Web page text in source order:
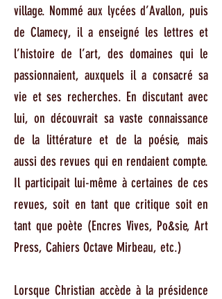
village. Nommé aux lycées d’Avallon, puis
de Clamecy, il a enseigné les lettres et
l’histoire de l’art, des domaines qui le
passionnaient, auxquels il a consacré sa
vie et ses recherches. En discutant avec
lui, on découvrait sa vaste connaissance
de la littérature et de la poésie, mais
aussi des revues qui en rendaient compte.
Il participait lui-même à certaines de ces
revues, soit en tant que critique soit en
tant que poète (Encres Vives, Po&sie, Art
Press, Cahiers Octave Mirbeau, etc.)
Lorsque Christian accède à la présidence